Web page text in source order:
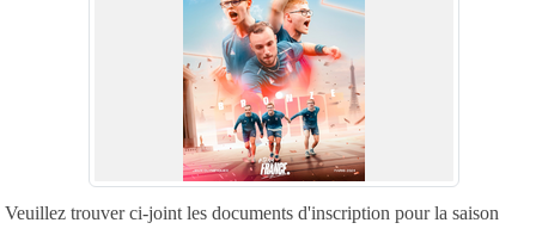
Veuillez trouver ci-joint les documents d'inscription pour la saison